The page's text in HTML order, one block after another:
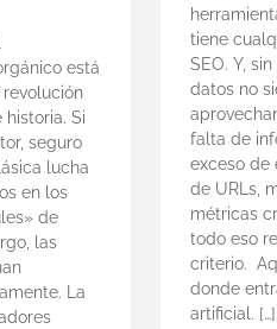
está
historia. Si
seguro
lucha
en los
de
las
La
tiene
SEO. Y,
datos no
falta de
exceso de
de URLs,
métricas
todo eso
criterio.
donde
artificial. […]